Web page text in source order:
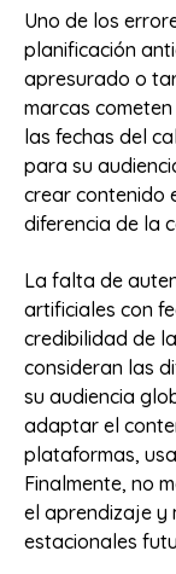
Uno de los
planificación
apresurado o
marcas
las fechas del
para su
crear contenido
diferencia de la
La falta de
artificiales con
credibilidad de
consideran las
su audiencia
adaptar el
plataformas,
Finalmente, no
el aprendizaje y
estacionales